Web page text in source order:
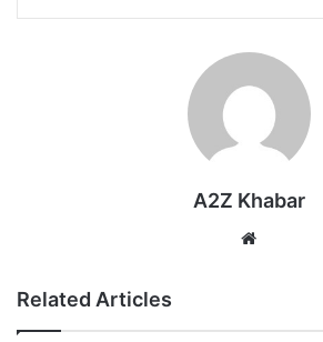
A2Z Khabar
Related Articles